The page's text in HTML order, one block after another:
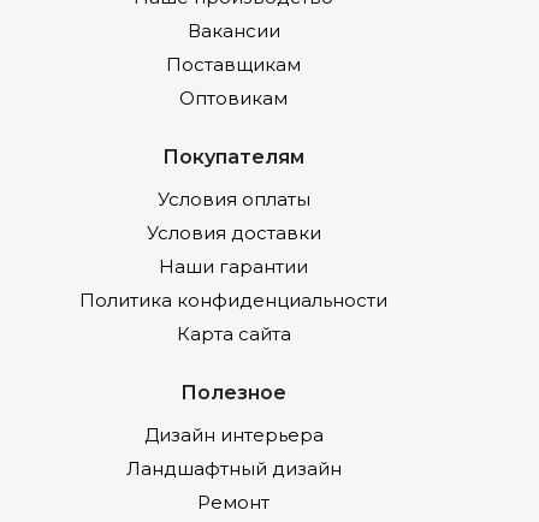
Вакансии
Поставщикам
Оптовикам
Покупателям
Условия оплаты
Условия доставки
Наши гарантии
Политика конфиденциальности
Карта сайта
Полезное
Дизайн интерьера
Ландшафтный дизайн
Ремонт